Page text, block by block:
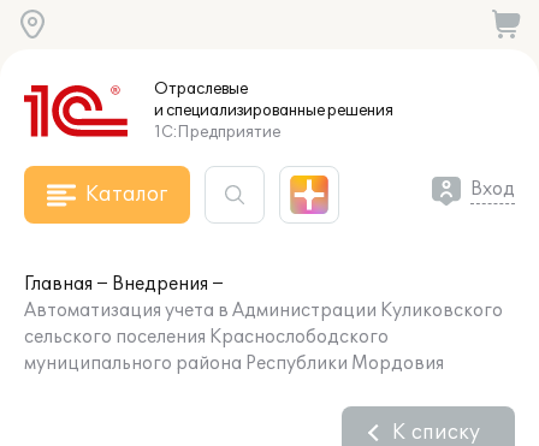
Отраслевые
и специализированныерешения
1С:Предприятие
Каталог Вход
Главная
Внедрения
Автоматизация учета в Администрации Куликовского
сельского поселения Краснослободского
муниципального района Республики Мордовия
К списку